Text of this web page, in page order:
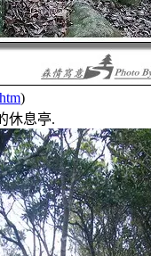
)
休息亭.